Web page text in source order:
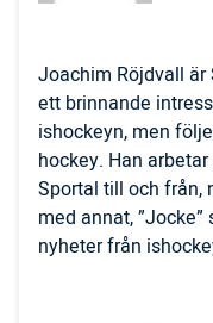
Joachim Röjdvall är
ett brinnande
ishockeyn, men
hockey. Han
Sportal till och från,
med annat,
nyheter från